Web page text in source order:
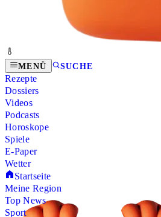
MENÜ SUCHE
Rezepte
Dossiers
Videos
Podcasts
Horoskope
Spiele
E-Paper
Wetter
Startseite
Meine Region
Top News
Sport